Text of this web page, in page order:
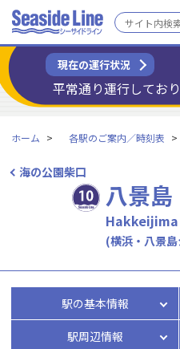
現在の運行状況
平常通り運行しており
ホーム 各駅のご案内／時刻表
海の公園柴口
八景島
Hakkeijima
(横浜・八景
駅の基本情報
駅周辺情報